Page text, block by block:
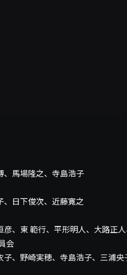
、馬場隆之、寺島浩子
日下俊次、近藤寛之
、東 範行、平形明人、大路正
会
、野崎実穂、寺島浩子、三浦央